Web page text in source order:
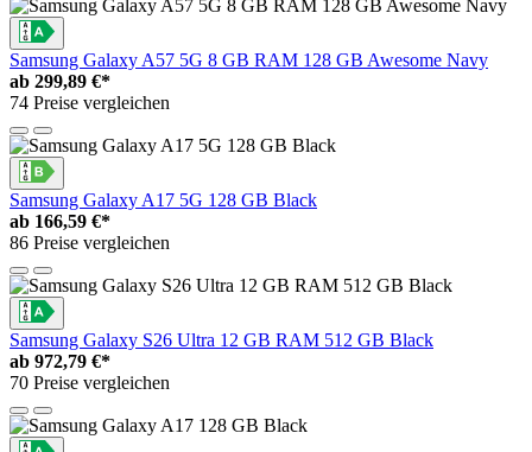
Samsung Galaxy A57 5G 8 GB RAM 128 GB Awesome Navy
ab 299,89 €*
74 Preise vergleichen
Samsung Galaxy A17 5G 128 GB Black
ab 166,59 €*
86 Preise vergleichen
Samsung Galaxy S26 Ultra 12 GB RAM 512 GB Black
ab 972,79 €*
70 Preise vergleichen